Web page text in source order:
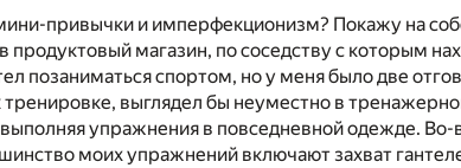
привычки и имперфекционизм? Покажу на
продуктовый магазин, по соседству с которым
позаниматься спортом, но у меня было две
тренировке, выглядел бы неуместно в
упражнения в повседневной одежде.
моих упражнений включают захват